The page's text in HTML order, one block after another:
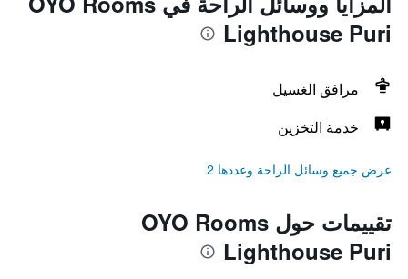
Lighthouse Puri
مرافق الغسيل
خدمة التخزين
عرض جميع وسائل الراحة وعددها 2
تقييمات حول OYO Rooms
Lighthouse Puri